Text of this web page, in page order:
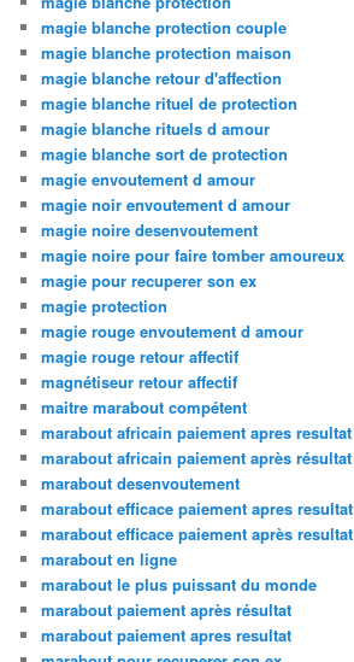
magie blanche protection couple
magie blanche protection maison
magie blanche retour d'affection
magie blanche rituel de protection
magie blanche rituels d amour
magie blanche sort de protection
magie envoutement d amour
magie noir envoutement d amour
magie noire desenvoutement
magie noire pour faire tomber amoureux
magie pour recuperer son ex
magie protection
magie rouge envoutement d amour
magie rouge retour affectif
magnétiseur retour affectif
maitre marabout compétent
marabout africain paiement apres resultat
marabout africain paiement après résultat
marabout desenvoutement
marabout efficace paiement apres resultat
marabout efficace paiement après resultat
marabout en ligne
marabout le plus puissant du monde
marabout paiement après résultat
marabout paiement apres resultat